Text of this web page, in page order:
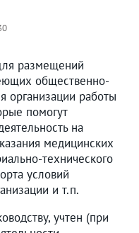
размещений
общественно-
организации работы
помогут
на
медицинских
технического
условий
и т.п.
учтен (при